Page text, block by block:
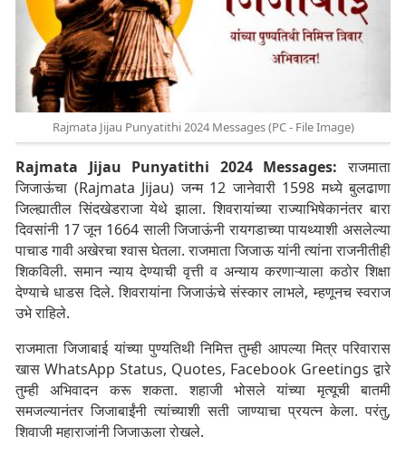
Rajmata Jijau Punyatithi 2024 Messages (PC - File Image)
Rajmata Jijau Punyatithi 2024 Messages: राजमाता
जिजाऊंचा (Rajmata Jijau) जन्म 12 जानेवारी 1598 मध्ये बुलढाणा
जिल्ह्यातील सिंदखेडराजा येथे झाला. शिवरायांच्या राज्याभिषेकानंतर बारा
दिवसांनी 17 जून 1664 साली जिजाऊंनी रायगडाच्या पायथ्याशी असलेल्या
पाचाड गावी अखेरचा श्वास घेतला. राजमाता जिजाऊ यांनी त्यांना राजनीतीही
शिकविली. समान न्याय देण्याची वृत्ती व अन्याय करणाऱ्याला कठोर शिक्षा
देण्याचे धाडस दिले. शिवरायांना जिजाऊंचे संस्कार लाभले, म्हणूनच स्वराज
उभे राहिले.
राजमाता जिजाबाई यांच्या पुण्यतिथी निमित्त तुम्ही आपल्या मित्र परिवारास
खास WhatsApp Status, Quotes, Facebook Greetings द्वारे
तुम्ही अभिवादन करू शकता. शहाजी भोसले यांच्या मृत्यूची बातमी
समजल्यानंतर जिजाबाईंनी त्यांच्याशी सती जाण्याचा प्रयत्न केला. परंतु,
शिवाजी महाराजांनी जिजाऊला रोखले.